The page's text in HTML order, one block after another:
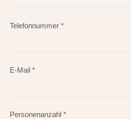
Telefonnummer*
E-Mail*
Personenanzahl*